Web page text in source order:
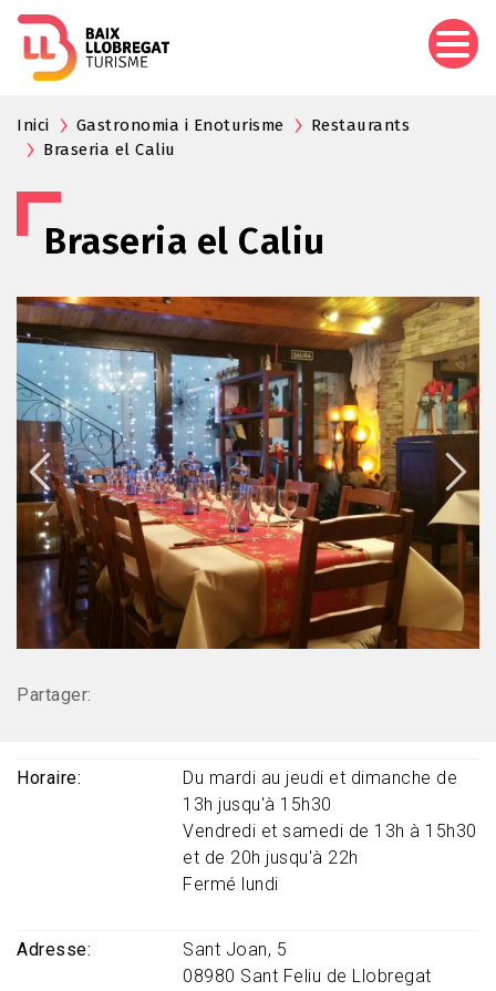
Inici Gastronomia i Enoturisme
Restaurants
Braseria el Caliu
Braseria el Caliu
Partager:
Horaire
Du mardi au jeudi et dimanche de
13h jusqu'à 15h30
Vendredi et samedi de 13h à 15h30
et de 20h jusqu'à 22h
Fermé lundi
Adresse
Sant Joan, 5
08980 Sant Feliu de Llobregat